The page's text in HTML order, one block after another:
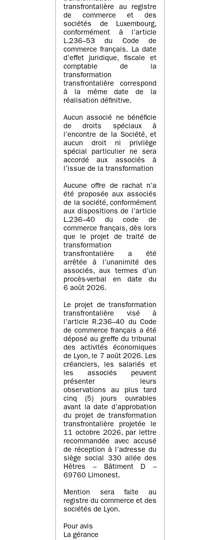
transfrontalière au registre
de commerce et des
sociétés de Luxembourg,
conformément à l’article
L.236–53 du Code de
commerce français. La date
d’effet juridique, fiscale et
comptable de la
transformation
transfrontalière correspond
à la même date de la
réalisation définitive.
Aucun associé ne bénéficie
de droits spéciaux à
l’encontre de la Société, et
aucun droit ni privilège
spécial particulier ne sera
accordé aux associés à
l’issue de la transformation
Aucune offre de rachat n’a
été proposée aux associés
de la société, conformément
aux dispositions de l’article
L.236–40 du code de
commerce français, dès lors
que le projet de traité de
transformation
transfrontalière a été
arrêtée à l’unanimité des
associés, aux termes d’un
procès-verbal en date du
6 août 2026.
Le projet de transformation
transfrontalière visé à
l’article R.236–40 du Code
de commerce français a été
déposé au greffe du tribunal
des activités économiques
de Lyon, le 7 août 2026. Les
créanciers, les salariés et
les associés peuvent
présenter leurs
observations au plus tard
cinq (5) jours ouvrables
avant la date d’approbation
du projet de transformation
transfrontalière projetée le
11 octobre 2026, par lettre
recommandée avec accusé
de réception à l’adresse du
siège social 330 allée des
Hêtres – Bâtiment D –
69760 Limonest.
Mention sera faite au
registre du commerce et des
sociétés de Lyon.
Pour avis
La gérance